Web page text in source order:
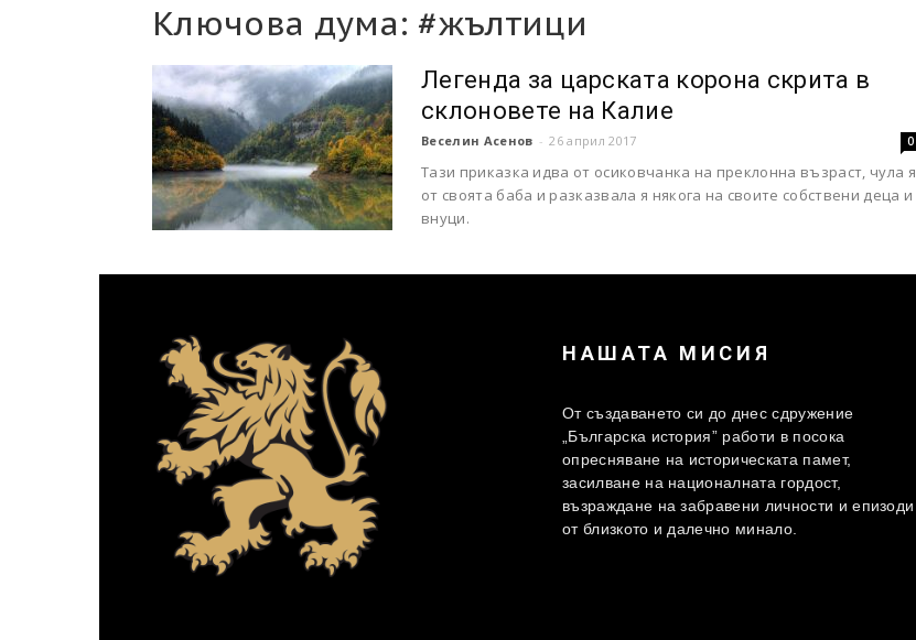
Ключова дума: #жълтици
Легенда за царската корона скрита в
склоновете на Калие
Веселин Асенов - 26 април 2017 0
Тази приказка идва от осиковчанка на преклонна възраст, чула я
от своята баба и разказвала я някога на своите собствени деца и
внуци.
НАШАТА МИСИЯ
От създаването си до днес сдружение
„Българска история” работи в посока
опресняване на историческата памет,
засилване на националната гордост,
възраждане на забравени личности и епизоди
от близкото и далечно минало.